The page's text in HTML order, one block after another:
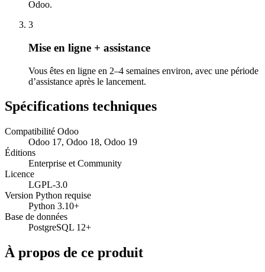
Odoo.
3
Mise en ligne + assistance
Vous êtes en ligne en 2–4 semaines environ, avec une période
d’assistance après le lancement.
Spécifications techniques
Compatibilité Odoo
Odoo 17, Odoo 18, Odoo 19
Éditions
Enterprise et Community
Licence
LGPL-3.0
Version Python requise
Python 3.10+
Base de données
PostgreSQL 12+
À propos de ce produit